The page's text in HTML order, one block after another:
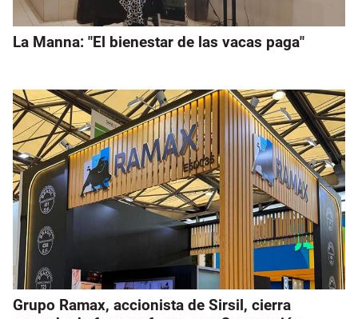
La Manna: "El bienestar de las vacas paga"
Grupo Ramax, accionista de Sirsil, cierra